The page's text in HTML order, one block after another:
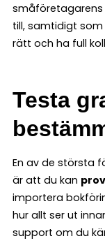
till, samtidigt
rätt och ha full
Testa
En av de största
är att du kan
importera
hur allt ser ut
support om du